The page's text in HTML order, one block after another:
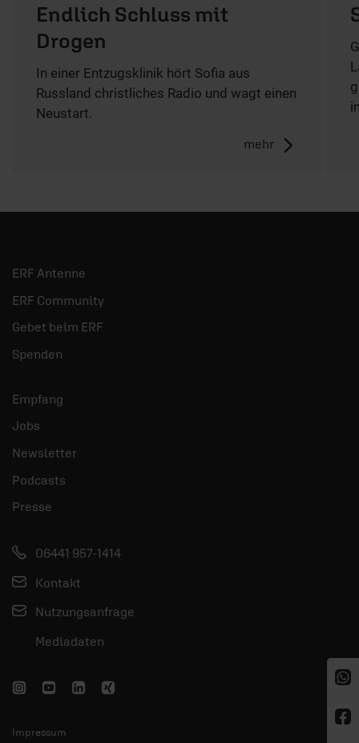
Endlich Schluss mit
Drogen
In einer Entzugsklinik hört Sofia aus
Russland christliches Radio und wagt einen
Neustart.
mehr
ERF Antenne
ERF Community
Gebet beim ERF
Spenden
Empfang
Jobs
Newsletter
Podcasts
Presse
06441 957-1414
Kontakt
Nutzungsanfrage
Mediadaten
Impressum